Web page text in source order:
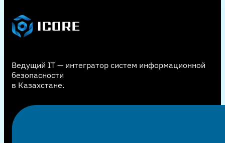
Ведущий IT — интегратор систем информационной
безопасности
в Казахстане.